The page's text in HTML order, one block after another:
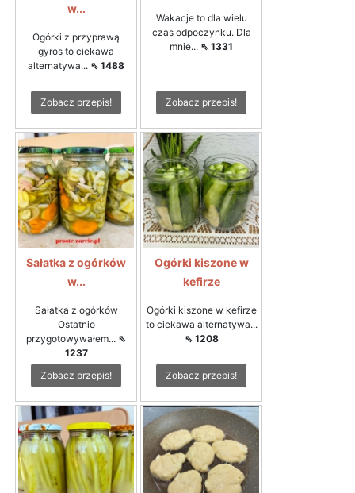
w...
Ogórki z przyprawą
gyros to ciekawa
alternatywa... ⇖ 1488
Zobacz przepis!
Wakacje to dla wielu
czas odpoczynku. Dla
mnie... ⇖ 1331
Zobacz przepis!
Sałatka z ogórków
w...
Sałatka z ogórków
Ostatnio
przygotowywałem... ⇖
1237
Zobacz przepis!
Ogórki kiszone w
kefirze
Ogórki kiszone w kefirze
to ciekawa alternatywa...
⇖ 1208
Zobacz przepis!